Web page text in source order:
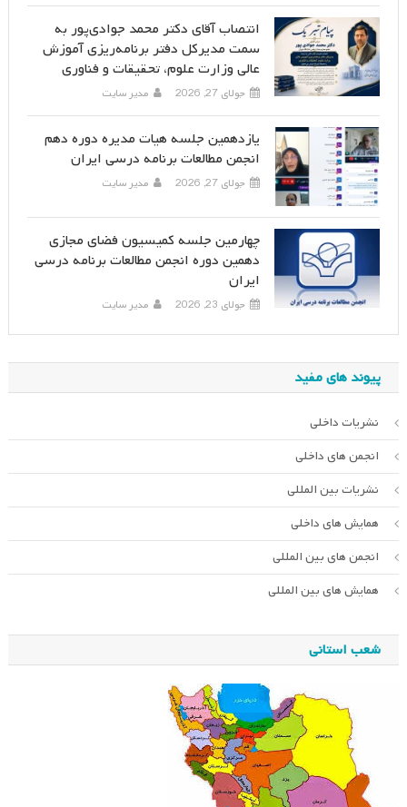
انتصاب آقای دکتر محمد جوادی‌پور به
سمت مدیرکل دفتر برنامه‌ریزی آموزش
عالی وزارت علوم، تحقیقات و فناوری
جولای 27, 2026 مدیر سایت
یازدهمین جلسه هیات مدیره دوره دهم
انجمن مطالعات برنامه درسی ایران
جولای 27, 2026 مدیر سایت
چهارمین جلسه کمیسیون فضای مجازی
دهمین دوره انجمن مطالعات برنامه درسی
ایران
جولای 23, 2026 مدیر سایت
پیوند های مفید
نشریات داخلی
انجمن های داخلی
نشریات بین المللی
همایش های داخلی
انجمن های بین المللی
همایش های بین المللی
شعب استانی